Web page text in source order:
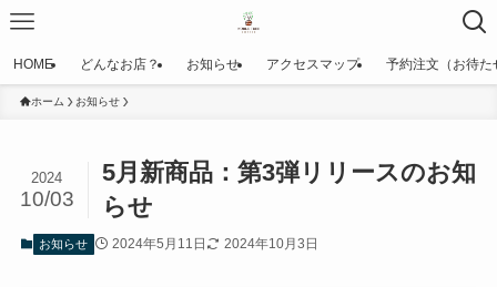
HOME どんなお店？ お知らせ アクセスマップ 予約注文（お待た
ホーム お知らせ
5月新商品：第3弾リリースのお知
らせ
2024
10/03
お知らせ 2024年5月11日 2024年10月3日